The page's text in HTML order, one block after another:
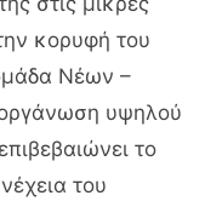
κορυφή του
Νέων –
υψηλού
το
του